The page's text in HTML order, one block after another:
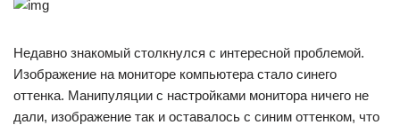
Недавно знакомый столкнулся с интересной проблемой.
Изображение на мониторе компьютера стало синего
оттенка. Манипуляции с настройками монитора ничего не
дали, изображение так и оставалось с синим оттенком, что